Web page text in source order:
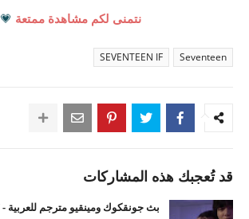
نتمنى لكم مشاهدة ممتعة 💗
Seventeen
SEVENTEEN IF
قد تُعجبك هذه المشاركات
بث جونقكوك ومينقيو مترجم للعربية - 97 Live